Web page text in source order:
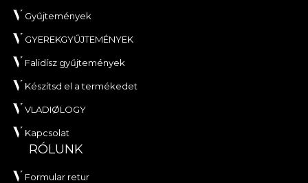
Gyűjtemények
GYEREKGYŰJTEMÉNYEK
Falidísz gyűjtemények
Készítsd el a termékedet
VLADIØLOGY
Kapcsolat
RÓLUNK
Formular retur